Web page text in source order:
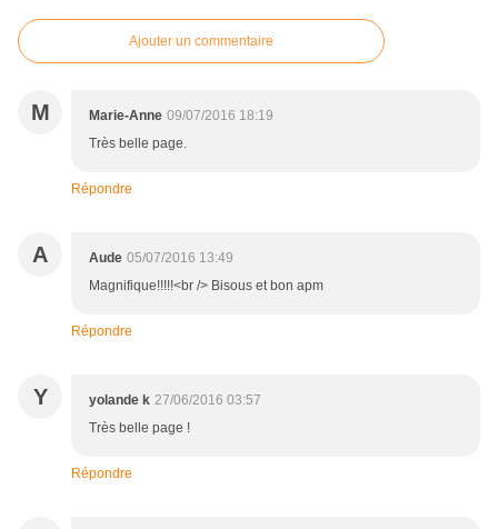
Ajouter un commentaire
M Marie-Anne 09/07/2016 18:19
Très belle page.
Répondre
A Aude 05/07/2016 13:49
Magnifique!!!!!<br /> Bisous et bon apm
Répondre
Y yolande k 27/06/2016 03:57
Très belle page !
Répondre